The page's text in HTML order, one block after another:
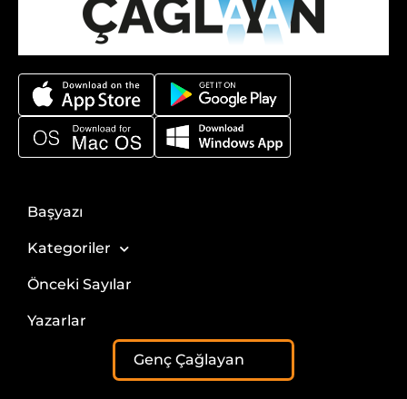
Başyazı
Kategoriler
Önceki Sayılar
Yazarlar
Genç Çağlayan